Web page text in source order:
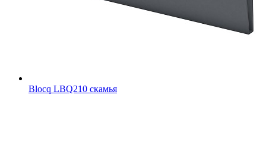
Blocq LBQ210 скамья